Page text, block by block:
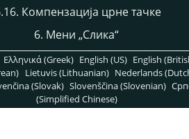
Компензација црне тачке
6. Мени „Слика“
Ελληνικά (Greek) English (US) English
Lietuvis (Lithuanian) Nederlands
(Slovak) Slovenščina (Slovenian)
(Simplified Chinese)